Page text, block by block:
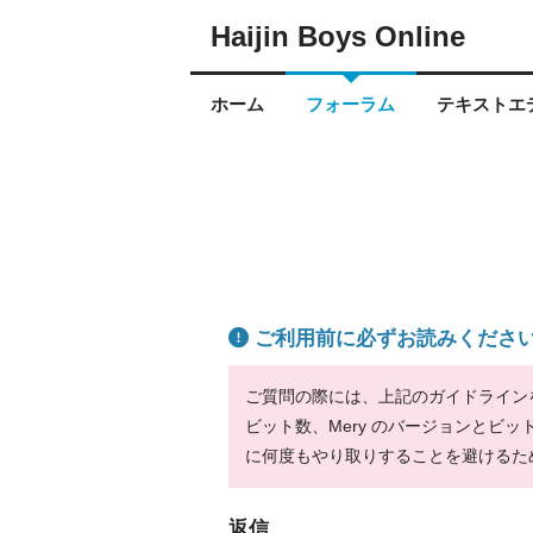
Haijin Boys Online
ホーム フォーラム テキストエ
ご利用前に必ずお読みくださ
ご質問の際には、上記のガイドライ
ビット数、Mery のバージョンとビッ
に何度もやり取りすることを避ける